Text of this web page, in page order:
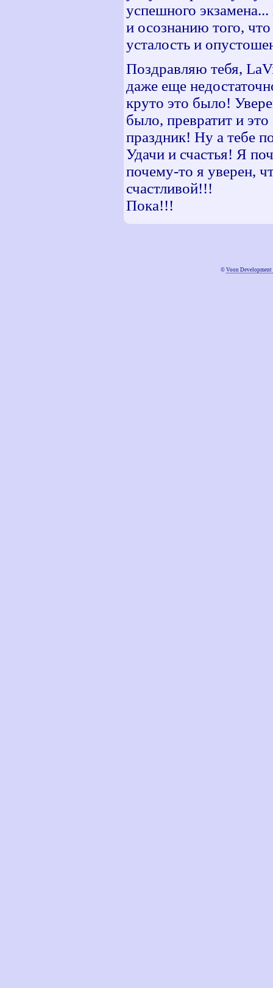
успешного
и осознанию того,
усталость и
Поздравляю тебя,
даже еще
круто это было!
было, превратит и
праздник! Ну а тебе
Удачи и счастья! Я
почему-то я уверен,
счастливой!!!
Пока!!!
© Voon Development